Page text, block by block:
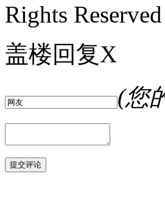
Rights Reserved
盖楼回复X
(您